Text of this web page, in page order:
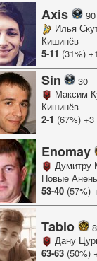
Axis
90
Илья
Кишинёв
5-11 (31%)
Sin
30
Максим
Кишинёв
2-1 (67%) +3
Enomay
Думитру
Новые
53-40 (57%)
Tablo
Дану
63-63 (50%)